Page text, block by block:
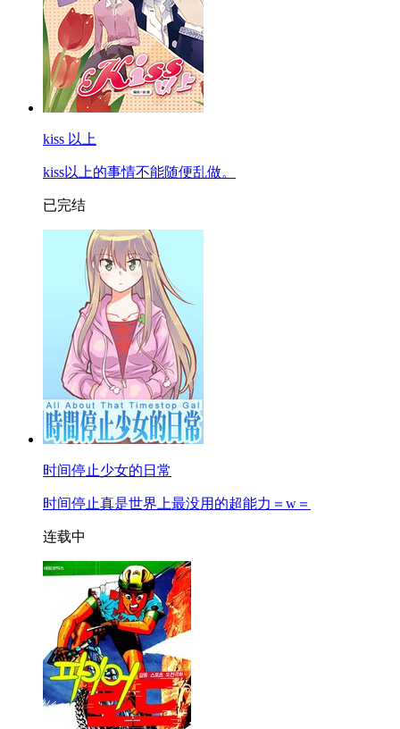
kiss 以上
kiss以上的事情不能随便乱做。
已完结
时间停止少女的日常
时间停止真是世界上最没用的超能力＝w＝
连载中